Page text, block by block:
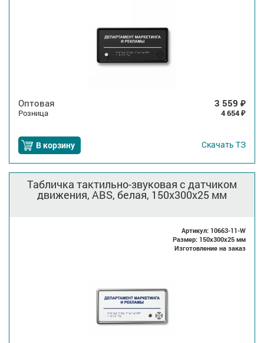
Оптовая 3 559 ₽
Розница 4 654 ₽
В корзину Скачать ТЗ
Табличка тактильно-звуковая с датчиком
движения, ABS, белая, 150x300x25 мм
Артикул: 10663-11-W
Размер: 150x300x25 мм
Изготовление на заказ